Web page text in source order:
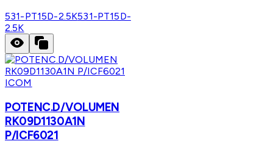
531-PT15D-2.5K531-PT15D-
2.5K
ICOM
POTENC.D/VOLUMEN
RK09D1130A1N
P/ICF6021